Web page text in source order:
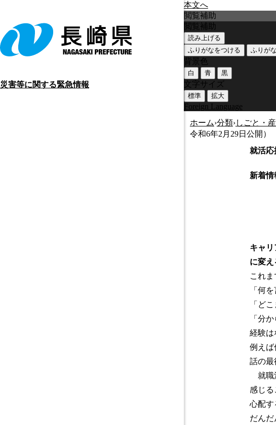
本文へ
災害等に関する緊急情報
閲覧補助
閲覧補助
読み上げる
ふりがなをつける
ふりが
背景色
白 青 黒
文字サイズ
標準 拡大
Foreign Language
ホーム›分類›しごと・
令和6年2月29日公開）
就活応
新着情
キャリ
に変え
これま
「何
「ど
「分
経験は
例えば
話の最
就職
感じる
心配す
だんだ